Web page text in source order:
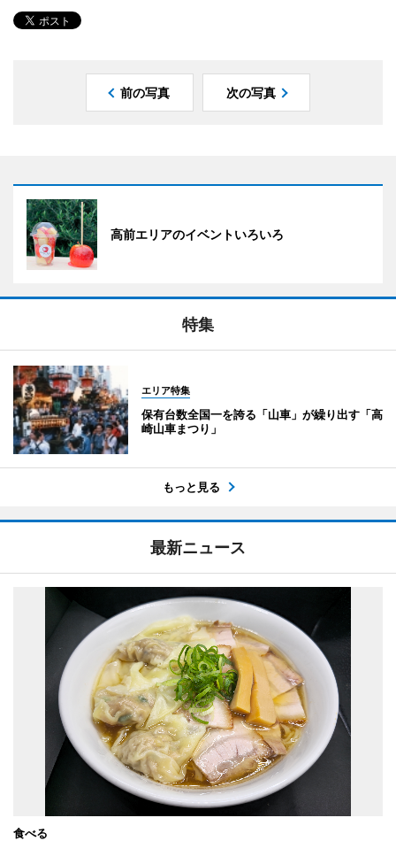
前の写真 次の写真
高前エリアのイベントいろいろ
特集
エリア特集
保有台数全国一を誇る「山車」が繰り出す「高
崎山車まつり」
もっと見る
最新ニュース
食べる